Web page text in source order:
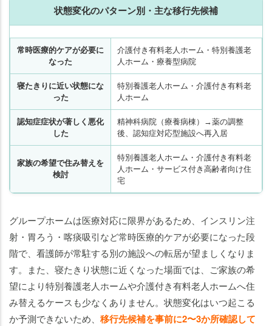
状態変化のパターン別・主な移行先候補
常時医療的ケアが必要に
なった
介護付き有料老人ホーム・特別養護老
人ホーム・療養型病院
寝たきりに近い状態にな
った
特別養護老人ホーム・介護付き有料老
人ホーム
認知症症状が著しく悪化
した
精神科病院（療養病棟）→薬の調整
後、認知症対応型施設へ再入居
家族の希望で住み替えを
検討
特別養護老人ホーム・介護付き有料老
人ホーム・サービス付き高齢者向け住
宅
グループホームは医療対応に限界があるため、インスリン注
射・胃ろう・喀痰吸引など常時医療的ケアが必要になった段
階で、看護師が常駐する別の施設への転居が望ましくなりま
す。また、寝たきり状態に近くなった場面では、ご家族の希
望により特別養護老人ホームや介護付き有料老人ホームへ住
み替えるケースも少なくありません。状態変化はいつ起こる
か予測できないため、 移行先候補を事前に2〜3か所確認して